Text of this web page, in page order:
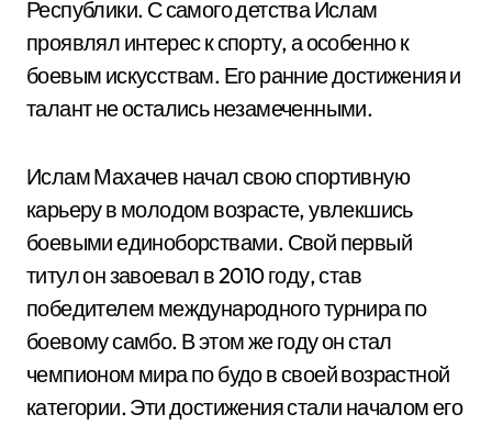
Республики. С самого детства Ислам
проявлял интерес к спорту, а особенно к
боевым искусствам. Его ранние достижения и
талант не остались незамеченными.
Ислам Махачев начал свою спортивную
карьеру в молодом возрасте, увлекшись
боевыми единоборствами. Свой первый
титул он завоевал в 2010 году, став
победителем международного турнира по
боевому самбо. В этом же году он стал
чемпионом мира по будо в своей возрастной
категории. Эти достижения стали началом его